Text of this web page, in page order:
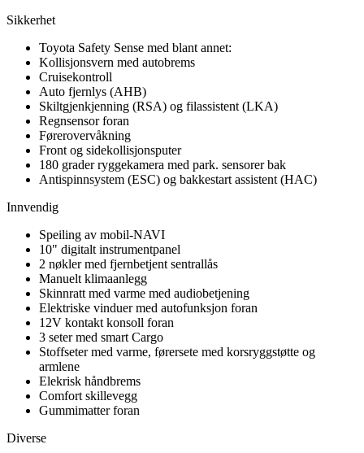
Sikkerhet
Toyota Safety Sense med blant annet:
Kollisjonsvern med autobrems
Cruisekontroll
Auto fjernlys (AHB)
Skiltgjenkjenning (RSA) og filassistent (LKA)
Regnsensor foran
Førerovervåkning
Front og sidekollisjonsputer
180 grader ryggekamera med park. sensorer bak
Antispinnsystem (ESC) og bakkestart assistent (HAC)
Innvendig
Speiling av mobil-NAVI
10" digitalt instrumentpanel
2 nøkler med fjernbetjent sentrallås
Manuelt klimaanlegg
Skinnratt med varme med audiobetjening
Elektriske vinduer med autofunksjon foran
12V kontakt konsoll foran
3 seter med smart Cargo
Stoffseter med varme, førersete med korsryggstøtte og
armlene
Elekrisk håndbrems
Comfort skillevegg
Gummimatter foran
Diverse